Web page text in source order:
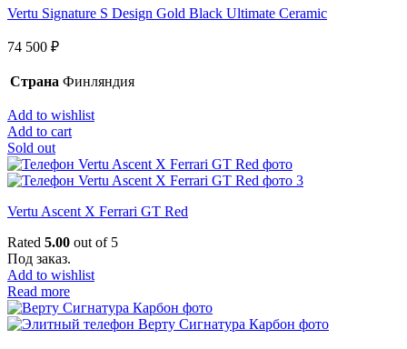
Vertu Signature S Design Gold Black Ultimate Ceramic
74 500 ₽
Страна Финляндия
Add to wishlist
Add to cart
Sold out
Vertu Ascent X Ferrari GT Red
Rated 5.00 out of 5
Под заказ.
Add to wishlist
Read more